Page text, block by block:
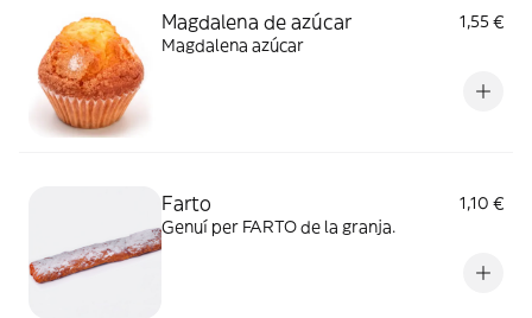
Magdalena de azúcar
1,55 €
Magdalena azúcar
Farto
1,10 €
Genuí per FARTO de la granja.